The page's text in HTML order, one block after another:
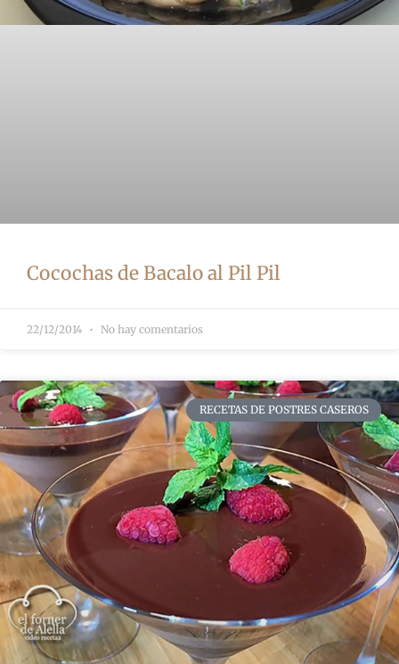
Cocochas de Bacalo al Pil Pil
22/12/2014 No hay comentarios
RECETAS DE POSTRES CASEROS